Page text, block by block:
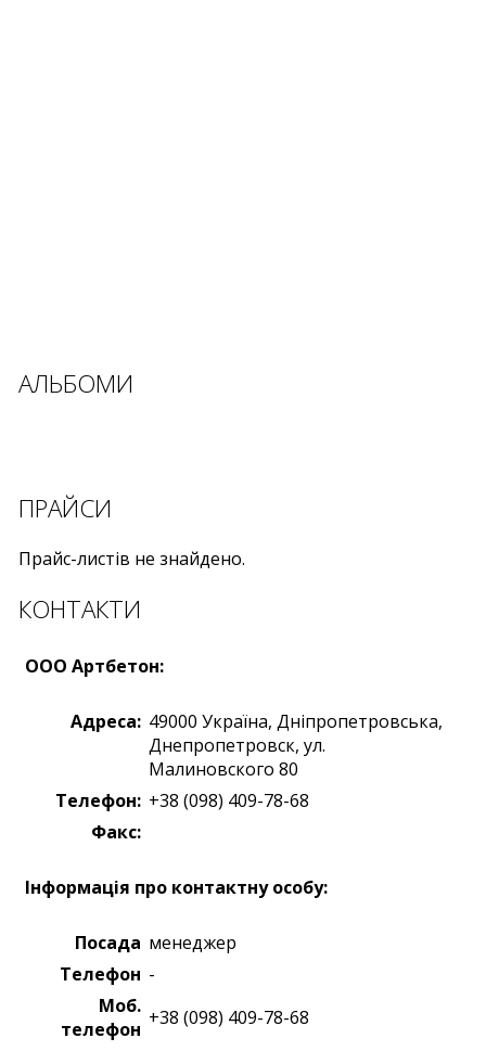
АЛЬБОМИ
ПРАЙСИ
Прайс-листів не знайдено.
КОНТАКТИ
OOO Артбетон:
Адреса: 49000 Україна,Дніпропетровська,
Днепропетровск,ул.
Малиновского 80
Телефон: +38 (098) 409-78-68
Факс:
Iнформація про контактну особу:
Посада менеджер
Телефон -
Моб.
телефон +38 (098) 409-78-68